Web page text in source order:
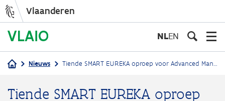
inhoud
Vlaanderen
NLEN
Nieuws Tiende SMART EUREKA oproep voor Advanced Manufacturing open
Tiende SMART EUREKA oproep